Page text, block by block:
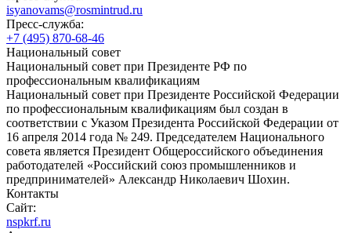
isyanovams@rosmintrud.ru
Пресс-служба:
+7 (495) 870-68-46
Национальный совет
Национальный совет при Президенте РФ по
профессиональным квалификациям
Национальный совет при Президенте Российской Федерации
по профессиональным квалификациям был создан в
соответствии с Указом Президента Российской Федерации от
16 апреля 2014 года № 249. Председателем Национального
совета является Президент Общероссийского объединения
работодателей «Российский союз промышленников и
предпринимателей» Александр Николаевич Шохин.
Контакты
Сайт:
nspkrf.ru